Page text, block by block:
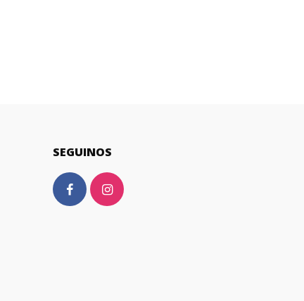
SEGUINOS